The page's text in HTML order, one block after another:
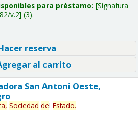
para préstamo: Signatura
v.2 (3).
reserva
al carrito
San Antoni Oeste,
Sociedad del Estado.